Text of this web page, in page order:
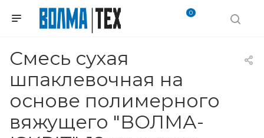
0
Смесь сухая
шпаклевочная на
основе полимерного
вяжущего "ВОЛМА-